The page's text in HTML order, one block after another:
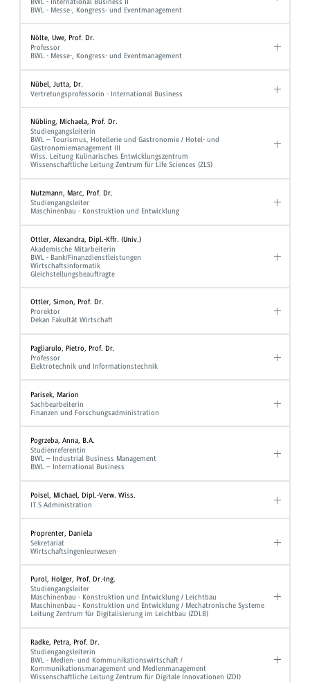
BWL - Messe-, Kongress- und Eventmanagement
Nölte, Uwe, Prof. Dr.
Professor
BWL - Messe-, Kongress- und Eventmanagement
Nübel, Jutta, Dr.
Vertretungsprofessorin - International Business
Nübling, Michaela, Prof. Dr.
Studiengangsleiterin
BWL – Tourismus, Hotellerie und Gastronomie / Hotel- und
Gastronomiemanagement III
Wiss. Leitung Kulinarisches Entwicklungszentrum
Wissenschaftliche Leitung Zentrum für Life Sciences (ZLS)
Nutzmann, Marc, Prof. Dr.
Studiengangsleiter
Maschinenbau - Konstruktion und Entwicklung
Ottler, Alexandra, Dipl.-Kffr. (Univ.)
Akademische Mitarbeiterin
BWL - Bank/Finanzdienstleistungen
Wirtschaftsinformatik
Gleichstellungsbeauftragte
Ottler, Simon, Prof. Dr.
Prorektor
Dekan Fakultät Wirtschaft
Pagliarulo, Pietro, Prof. Dr.
Professor
Elektrotechnik und Informationstechnik
Parisek, Marion
Sachbearbeiterin
Finanzen und Forschungsadministration
Pogrzeba, Anna, B.A.
Studienreferentin
BWL – Industrial Business Management
BWL – International Business
Poisel, Michael, Dipl.-Verw. Wiss.
IT.S Administration
Proprenter, Daniela
Sekretariat
Wirtschaftsingenieurwesen
Purol, Holger, Prof. Dr.-Ing.
Studiengangsleiter
Maschinenbau - Konstruktion und Entwicklung / Leichtbau
Maschinenbau - Konstruktion und Entwicklung / Mechatronische Systeme
Leitung Zentrum für Digitalisierung im Leichtbau (ZDLB)
Radke, Petra, Prof. Dr.
Studiengangsleiterin
BWL - Medien- und Kommunikationswirtschaft /
Kommunikationsmanagement und Medienmanagement
Wissenschaftliche Leitung Zentrum für Digitale Innovationen (ZDI)